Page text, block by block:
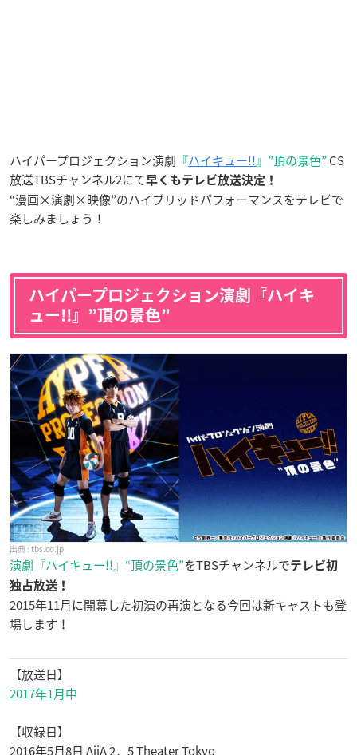
ハイパープロジェクション演劇 『ハイキュー!!』”頂の景色” CS
放送TBSチャンネル2にて早くもテレビ放送決定！
“漫画×演劇×映像”のハイブリッドパフォーマンスをテレビで
楽しみましょう！
ハイパープロジェクション演劇『ハイキ
ュー!!』”頂の景色”
tbs.co.jp
演劇 『ハイキュー!!』 “頂の景色”をTBSチャンネルでテレビ初
独占放送！
2015年11月に開幕した初演の再演となる今回は新キャストも登
場します！
【放送日】
2017年1月中
【収録日】
2016年5月8日 AiiA 2．5 Theater Tokyo